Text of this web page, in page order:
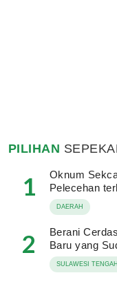
PILIHAN
1
Oknum
Pelecehan
DAERAH
2
Berani
Baru yang
SULAWESI TENGAH